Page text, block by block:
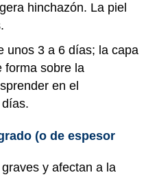
hinchazón. La piel
unos 3 a 6 días; la capa
forma sobre la
en el
(o de espesor
y afectan a la